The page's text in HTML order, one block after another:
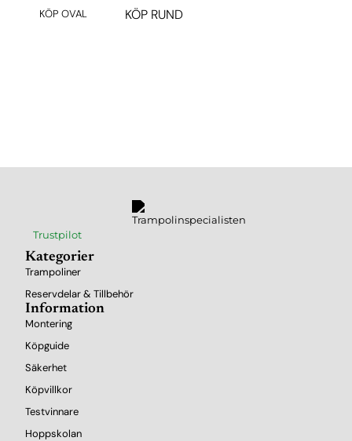
KÖP OVAL KÖP RUND
Trustpilot
Kategorier
Trampoliner
Reservdelar & Tillbehör
Information
Montering
Köpguide
Säkerhet
Köpvillkor
Testvinnare
Hoppskolan